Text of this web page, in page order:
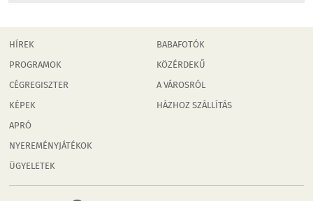
HÍREK
PROGRAMOK
CÉGREGISZTER
KÉPEK
APRÓ
NYEREMÉNYJÁTÉKOK
ÜGYELETEK
BABAFOTÓK
KÖZÉRDEKŰ
A VÁROSRÓL
HÁZHOZ SZÁLLÍTÁS